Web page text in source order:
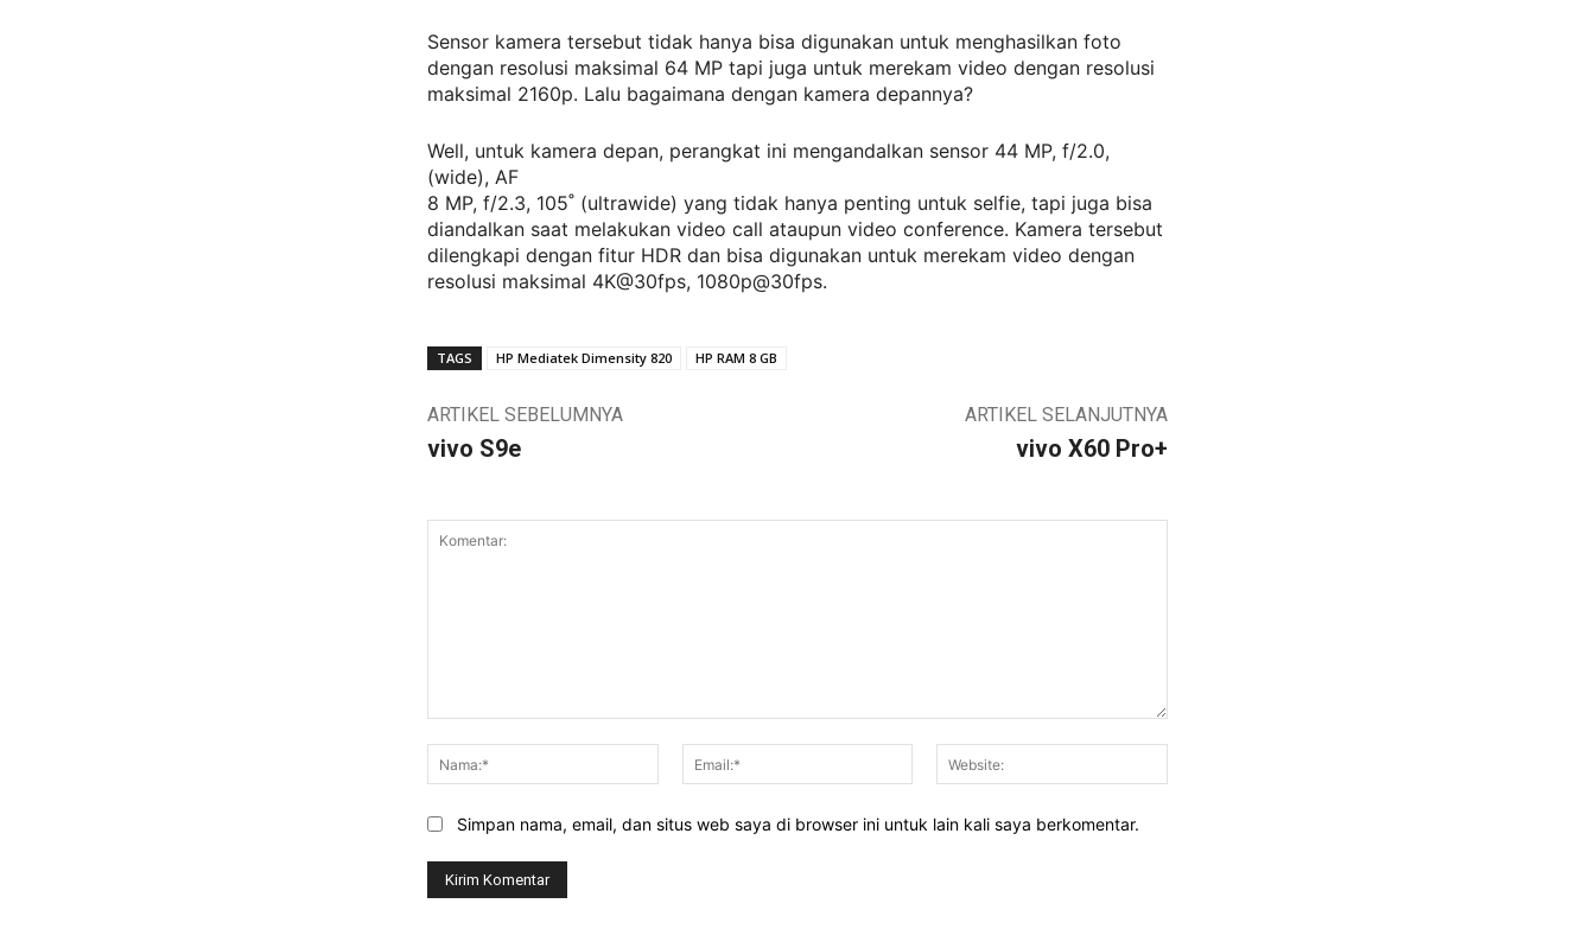
Sensor kamera tersebut tidak hanya bisa digunakan untuk menghasilkan foto
dengan resolusi maksimal 64 MP tapi juga untuk merekam video dengan resolusi
maksimal 2160p. Lalu bagaimana dengan kamera depannya?
Well, untuk kamera depan, perangkat ini mengandalkan sensor 44 MP, f/2.0,
(wide), AF
8 MP, f/2.3, 105˚ (ultrawide) yang tidak hanya penting untuk selfie, tapi juga bisa
diandalkan saat melakukan video call ataupun video conference. Kamera tersebut
dilengkapi dengan fitur HDR dan bisa digunakan untuk merekam video dengan
resolusi maksimal 4K@30fps, 1080p@30fps.
TAGS HP Mediatek Dimensity 820 HP RAM 8 GB
ARTIKEL SEBELUMNYA
vivo S9e
ARTIKEL SELANJUTNYA
vivo X60 Pro+
Nama:*
Email:*
Simpan nama, email, dan situs web saya di browser ini untuk lain kali saya berkomentar.